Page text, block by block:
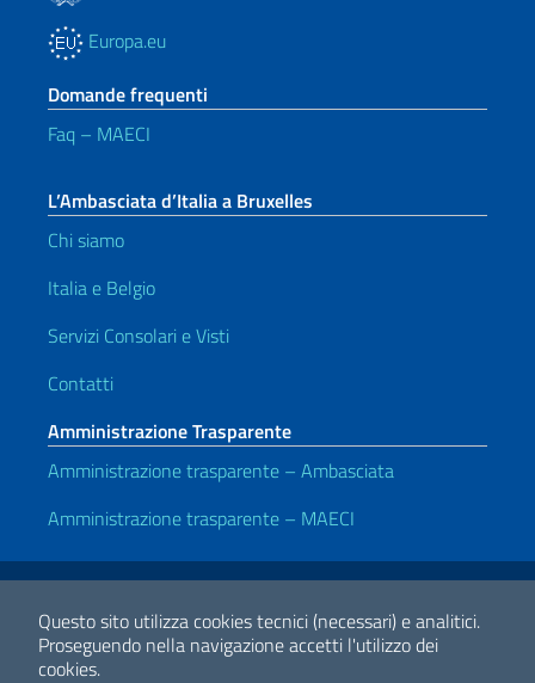
Questo sito utilizza cookies tecnici (necessari) e analitici.
Proseguendo nella navigazione accetti l'utilizzo dei
cookies.
Europa.eu
Domande frequenti
Faq – MAECI
L’Ambasciata d’Italia a Bruxelles
Chi siamo
Italia e Belgio
Servizi Consolari e Visti
Contatti
Amministrazione Trasparente
Amministrazione trasparente – Ambasciata
Amministrazione trasparente – MAECI
Link Utili